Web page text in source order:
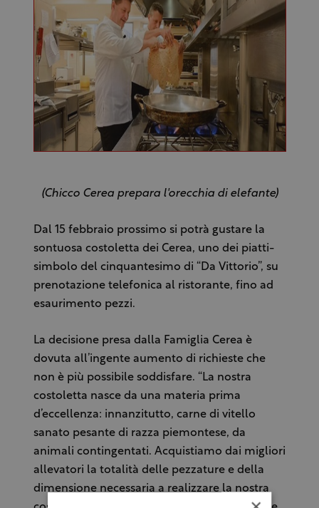
(Chicco Cerea prepara l'orecchia di elefante)
Dal 15 febbraio prossimo si potrà gustare la
sontuosa costoletta dei Cerea, uno dei piatti-
simbolo del cinquantesimo di “Da Vittorio”, su
prenotazione telefonica al ristorante, fino ad
esaurimento pezzi.
La decisione presa dalla Famiglia Cerea è
dovuta all’ingente aumento di richieste che
non è più possibile soddisfare. “La nostra
costoletta nasce da una materia prima
d’eccellenza: innanzitutto, carne di vitello
sanato pesante di razza piemontese, da
animali contingentati. Acquistiamo dai migliori
allevatori la totalità delle pezzature e della
dimensione necessaria a realizzare la nostra